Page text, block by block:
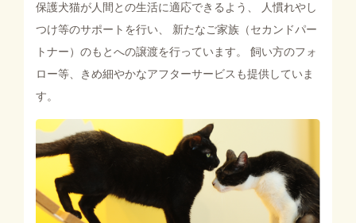
保護犬猫が人間との生活に適応できるよう、 人慣れやし
つけ等のサポートを行い、
新たなご家族（セカンドパー
トナー）のもとへの譲渡を行っています。
飼い方のフォ
ロー等、きめ細やかなアフターサービスも提供していま
す。